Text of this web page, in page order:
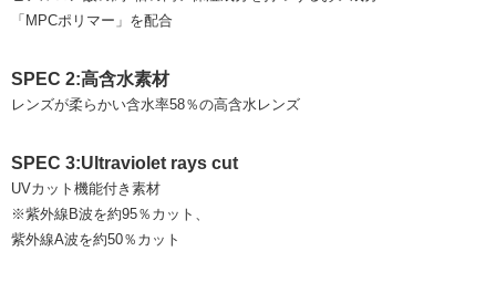
「MPCポリマー」を配合
SPEC 2:高含水素材
レンズが柔らかい含水率58％の高含水レンズ
SPEC 3:Ultraviolet rays cut
UVカット機能付き素材
※紫外線B波を約95％カット、
紫外線A波を約50％カット